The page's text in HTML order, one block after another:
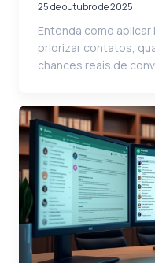
25 de outubro de 2025
Entenda como
priorizar contatos,
chances reais de